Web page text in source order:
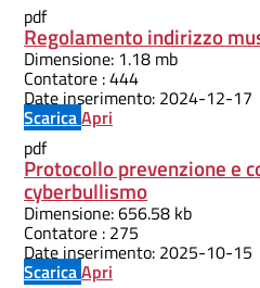
pdf
Regolamento indirizzo
Dimensione: 1.18 mb
Contatore :444
Date inserimento: 2024-12-17
ScaricaApri
pdf
Protocollo prevenzione e
cyberbullismo
Dimensione:656.58 kb
Contatore : 275
Date inserimento: 2025-10-15
ScaricaApri